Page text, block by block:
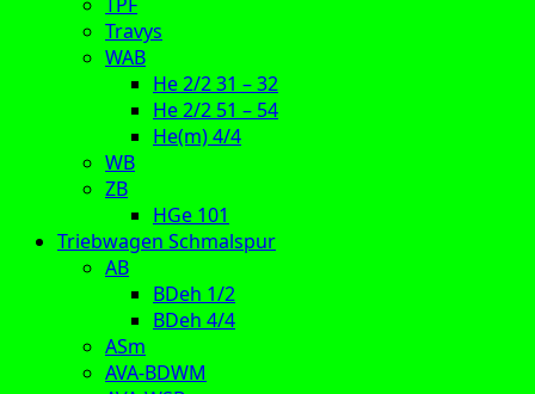
Travys
WAB
He 2/2 31 – 32
He 2/2 51 – 54
He(m) 4/4
WB
ZB
HGe 101
Triebwagen Schmalspur
AB
BDeh 1/2
BDeh 4/4
ASm
AVA-BDWM